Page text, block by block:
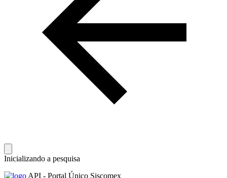
Inicializando a pesquisa
API - Portal Único Siscomex